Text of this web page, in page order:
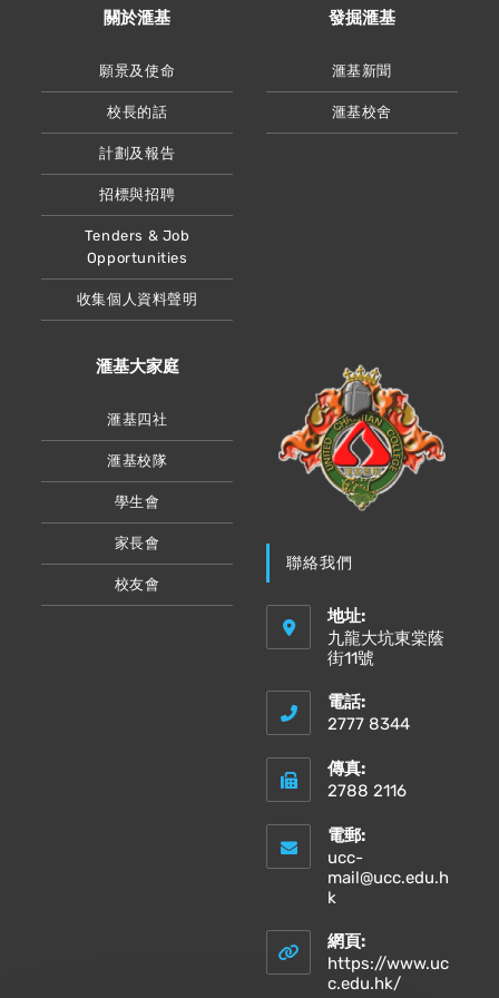
關於滙基
願景及使命
校長的話
計劃及報告
招標與招聘
Tenders & Job
Opportunities
收集個人資料聲明
發掘滙基
滙基新聞
滙基校舍
滙基大家庭
滙基四社
滙基校隊
學生會
家長會
校友會
聯絡我們
地址:
九龍大坑東棠蔭
街11號
電話:
2777 8344
傳真:
2788 2116
電郵:
ucc-
mail@ucc.edu.h
k
your
application
網頁:
https://www.uc
c.edu.hk/Opens